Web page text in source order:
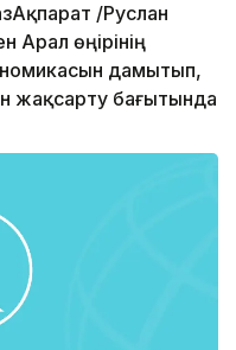
/Руслан
Арал өңірінің
дамытып,
жақсарту бағытында